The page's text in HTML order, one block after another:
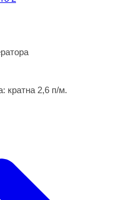
кратна 2,6 п/м.